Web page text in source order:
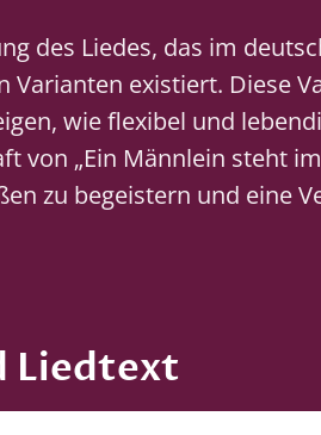
des Liedes, das im
Varianten existiert. Diese
wie flexibel und
von „Ein Männlein steht
zu begeistern und eine
Liedtext